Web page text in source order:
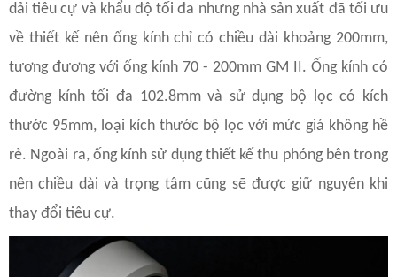
dải tiêu cự và khẩu độ tối đa nhưng nhà sản xuất đã tối ưu
về thiết kế nên ống kính chỉ có chiều dài khoảng 200mm,
tương đương với ống kính 70 - 200mm GM II. Ống kính có
đường kính tối đa 102.8mm và sử dụng bộ lọc có kích
thước 95mm, loại kích thước bộ lọc với mức giá không hề
rẻ. Ngoài ra, ống kính sử dụng thiết kế thu phóng bên trong
nên chiều dài và trọng tâm cũng sẽ được giữ nguyên khi
thay đổi tiêu cự.